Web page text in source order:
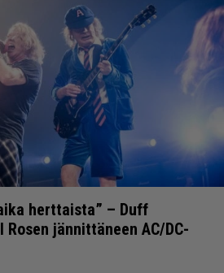
herttaista” – Duff
jännittäneen AC/DC-